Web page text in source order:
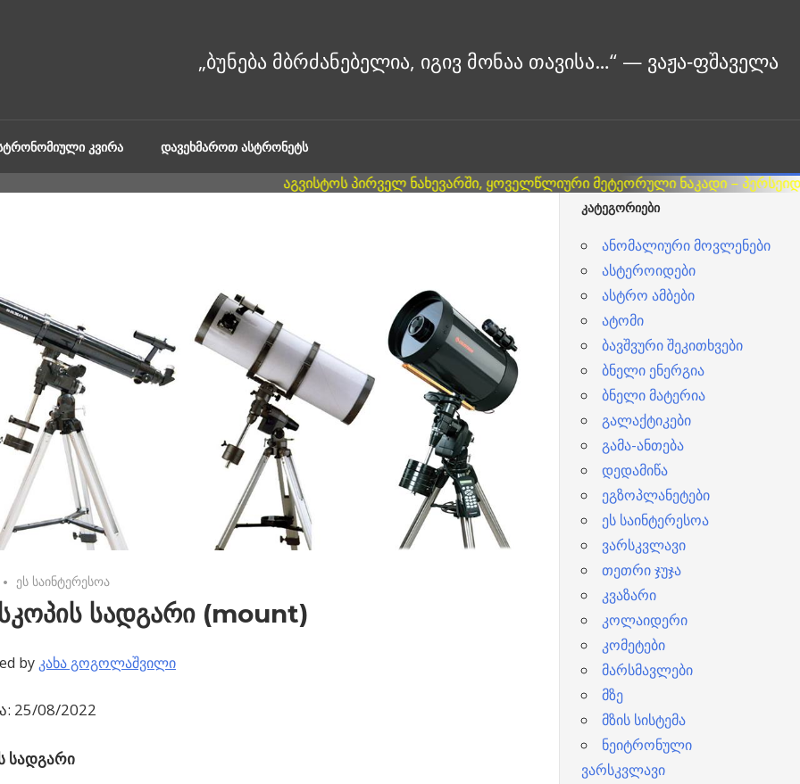
ᲙᲕᲘᲠᲐ ᲓᲐᲕᲔᲮᲛᲐᲠᲝᲗ ᲐᲡᲢᲠᲝᲜᲔᲢᲡ
No comments
ეს საინტერესოა
სადგარი (mount)
by კახა გოგოლაშვილი
25/08/2022
სადგარი
ᲙᲐᲢᲔᲒᲝᲠᲘᲔᲑᲘ
ანომალიური მოვლენები
ასტეროიდები
ასტრო ამბები
ატომი
ბავშვური შეკითხვები
ბნელი ენერგია
ბნელი მატერია
გალაქტიკები
გამა-ანთება
დედამიწა
ეგზოპლანეტები
ეს საინტერესოა
ვარსკვლავი
თეთრი ჯუჯა
კვაზარი
კოლაიდერი
კომეტები
მარსმავლები
მზე
მზის სისტემა
ნეიტრონული
ვარსკვლავი